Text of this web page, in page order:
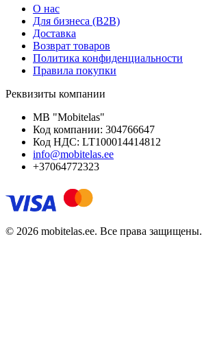
О нас
Для бизнеса (B2B)
Доставка
Возврат товаров
Политика конфиденциальности
Правила покупки
Реквизиты компании
MB "Mobitelas"
Код компании: 304766647
Код НДС: LT100014414812
info@mobitelas.ee
+37064772323
© 2026 mobitelas.ee. Все права защищены.